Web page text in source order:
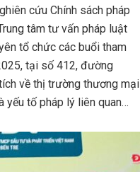
cứu Chính sách pháp
tâm tư vấn pháp luật
tổ chức các buổi tham
tại số 412, đường
về thị trường thương mại
yếu tố pháp lý liên quan…